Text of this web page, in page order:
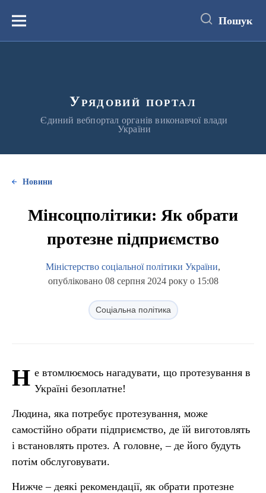
вмістуМеню Пошук
Урядовий портал
Єдиний вебпортал органів виконавчої влади
України
Новини
Мінсоцполітики: Як обрати
протезне підприємство
Міністерство соціальної політики України,
опубліковано 08 серпня 2024 року о 15:08
Соціальна політика
Н е втомлюємось нагадувати, що протезування в
Україні безоплатне!
Людина, яка потребує протезування, може
самостійно обрати підприємство, де їй виготовлять
і встановлять протез. А головне, – де його будуть
потім обслуговувати.
Нижче – деякі рекомендації, як обрати протезне